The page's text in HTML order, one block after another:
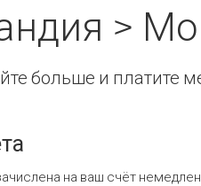
>
больше и платите
на ваш счёт